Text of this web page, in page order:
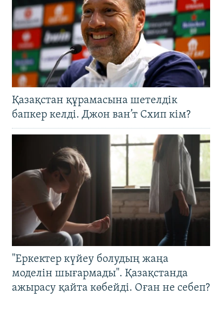
Қазақстан құрамасына шетелдік
бапкер келді. Джон ван’т Схип кім?
"Еркектер күйеу болудың жаңа
моделін шығармады". Қазақстанда
ажырасу қайта көбейді. Оған не себеп?